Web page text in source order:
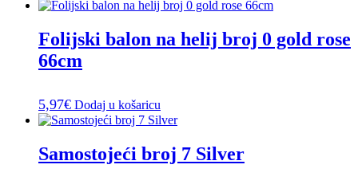
Folijski balon na helij broj 0 gold rose
66cm
5,97€ Dodaj u košaricu
Samostojeći broj 7 Silver